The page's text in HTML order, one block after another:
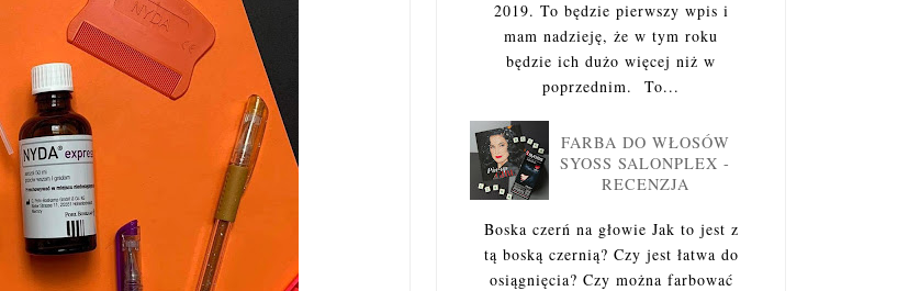
2019. To będzie pierwszy wpis i
mam nadzieję, że w tym roku
będzie ich dużo więcej niż w
poprzednim. To...
FARBA DO WŁOSÓW
SYOSS SALONPLEX -
RECENZJA
Boska czerń na głowie Jak to jest z
tą boską czernią? Czy jest łatwa do
osiągnięcia? Czy można farbować